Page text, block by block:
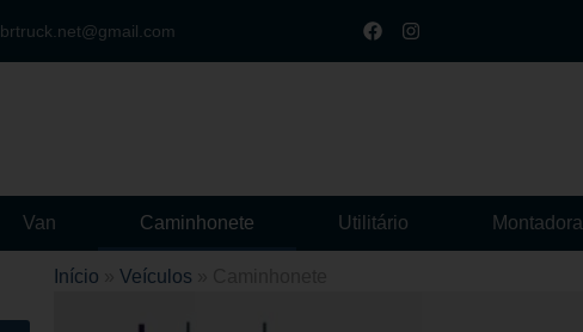
brtruck.net@gmail.com
Van Caminhonete Utilitário Montadora
Início »Veículos